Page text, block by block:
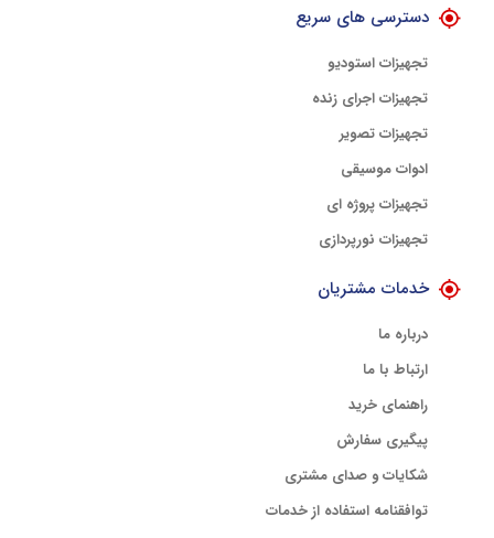
دسترسی های سریع
تجهیزات استودیو
تجهیزات اجرای زنده
تجهیزات تصویر
ادوات موسیقی
تجهیزات پروژه ای
تجهیزات نورپردازی
خدمات مشتریان
درباره ما
ارتباط با ما
راهنمای خرید
پیگیری سفارش
شکایات و صدای مشتری
توافقنامه استفاده از خدمات